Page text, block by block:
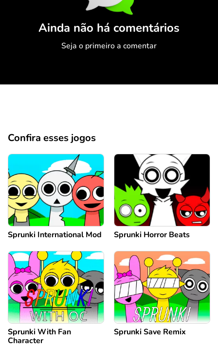
Ainda não há comentários
Seja o primeiro a comentar
Confira esses jogos
Sprunki International Mod Sprunki Horror Beats
Sprunki With Fan
Character
Sprunki Save Remix